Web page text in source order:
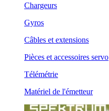
Chargeurs
Gyros
Câbles et extensions
Pièces et accessoires servo
Télémétrie
Matériel de l'émetteur